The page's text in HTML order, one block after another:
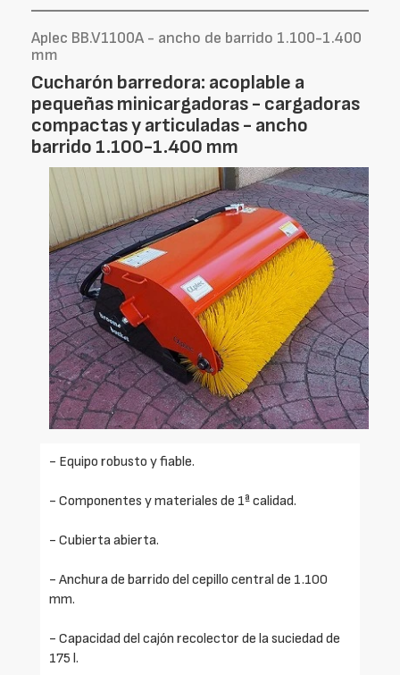
Aplec BB.V1100A - ancho de barrido 1.100-1.400
mm
Cucharón barredora: acoplable a
pequeñas minicargadoras - cargadoras
compactas y articuladas - ancho
barrido 1.100-1.400 mm
- Equipo robusto y fiable.
- Componentes y materiales de 1ª calidad.
- Cubierta abierta.
- Anchura de barrido del cepillo central de 1.100
mm.
- Capacidad del cajón recolector de la suciedad de
175 l.